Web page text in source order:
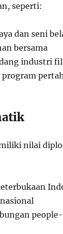
seperti:
dan seni
bersama
industri
program
nilai